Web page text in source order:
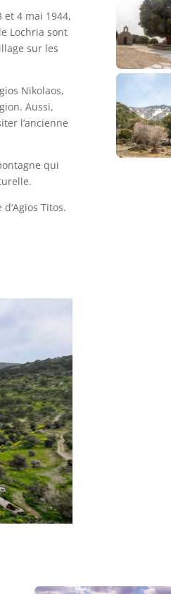
et 4 mai 1944,
Lochria sont
sur les
Nikolaos,
Aussi,
l’ancienne
qui
Titos.